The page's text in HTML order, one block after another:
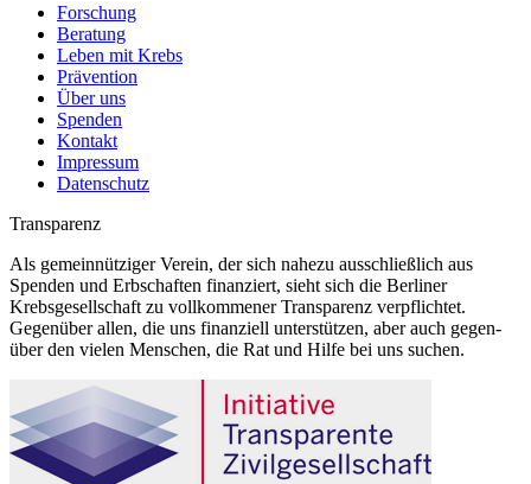
Forschung
Beratung
Leben mit Krebs
Prävention
Über uns
Spenden
Kontakt
Impressum
Datenschutz
Transparenz
Als gemeinnütziger Verein, der sich nahezu ausschließlich aus
Spenden und Erbschaften finanziert, sieht sich die Berliner
Krebsgesellschaft zu vollkommener Transparenz verpflichtet.
Gegenüber allen, die uns finanziell unterstützen, aber auch gegen-
über den vielen Menschen, die Rat und Hilfe bei uns suchen.